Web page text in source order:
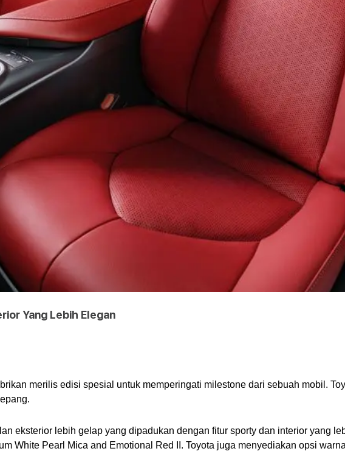
Yang Lebih Elegan
merilis edisi spesial untuk memperingati milestone dari sebuah mobil.
eksterior lebih gelap yang dipadukan dengan fitur sporty dan interior yang
White Pearl Mica and Emotional Red II. Toyota juga menyediakan opsi